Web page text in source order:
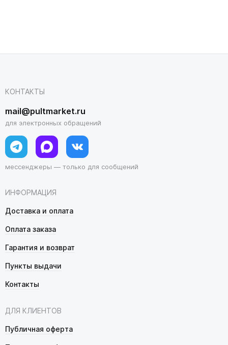
ИНФОРМАЦИЯ
Доставка и оплата
Оплата заказа
Гарантия и возврат
Пункты выдачи
Контакты
ДЛЯ КЛИЕНТОВ
Публичная оферта
КОНТАКТЫ
mail@pultmarket.ru
для электронных обращений
мессенджеры — только для сообщений